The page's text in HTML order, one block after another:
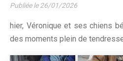
Publiée le26/01/2026
hier, Véronique et ses chiens
des moments plein de